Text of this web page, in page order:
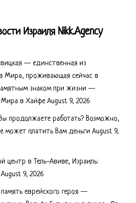
Израиля Nikk.Agency
— единственная из
Мира, проживающая сейчас в
знаком при жизни —
Мира в Хайфе August 9, 2026
продолжаете работать? Возможно,
может платить Вам деньги August 9,
центр в Тель-Авиве, Израиль:
August 9, 2026
еврейского героя —